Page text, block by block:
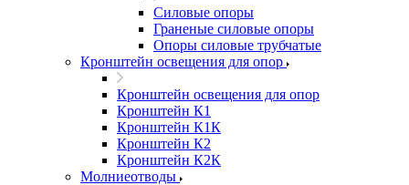
Силовые опоры
Граненые силовые опоры
Опоры силовые трубчатые
Кронштейн освещения для опор
Кронштейн освещения для опор
Кронштейн К1
Кронштейн К1К
Кронштейн К2
Кронштейн К2К
Молниеотводы